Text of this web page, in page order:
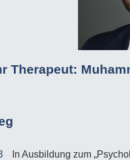
Therapeut:
In Ausbildung zum